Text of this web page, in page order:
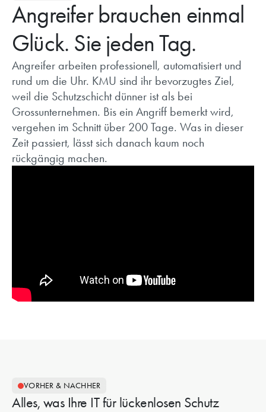
Angreifer brauchen einmal
Glück. Sie jeden Tag.
Angreifer arbeiten professionell, automatisiert und
rund um die Uhr. KMU sind ihr bevorzugtes Ziel,
weil die Schutzschicht dünner ist als bei
Grossunternehmen. Bis ein Angriff bemerkt wird,
vergehen im Schnitt über 200 Tage. Was in dieser
Zeit passiert, lässt sich danach kaum noch
rückgängig machen.
VORHER & NACHHER
Alles, was Ihre IT für lückenlosen Schutz